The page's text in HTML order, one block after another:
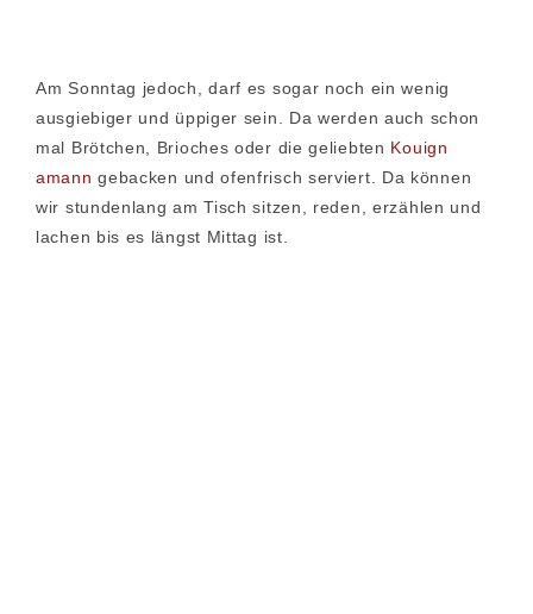
Am Sonntag jedoch, darf es sogar noch ein wenig
ausgiebiger und üppiger sein. Da werden auch schon
mal Brötchen, Brioches oder die geliebten Kouign
amann gebacken und ofenfrisch serviert. Da können
wir stundenlang am Tisch sitzen, reden, erzählen und
lachen bis es längst Mittag ist.